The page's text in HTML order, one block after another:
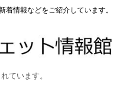
情報などをご紹介しています。
ています。